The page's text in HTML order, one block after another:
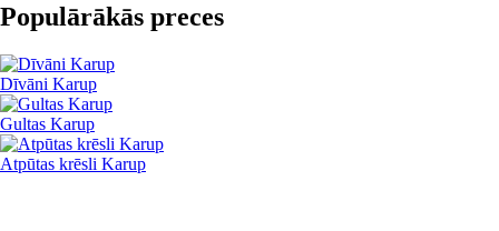
Populārākās preces
Dīvāni Karup
Gultas Karup
Atpūtas krēsli Karup